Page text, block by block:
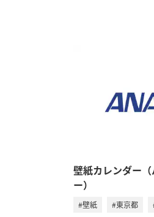
壁紙カレンダー
ー）
#壁紙 #東京都